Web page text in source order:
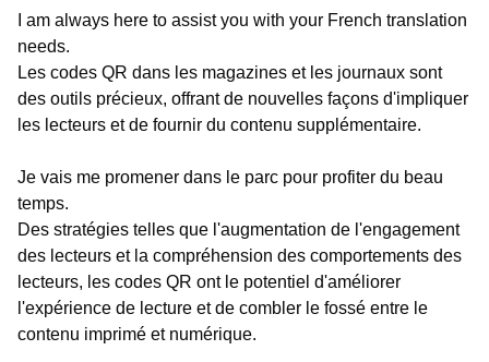
I am always here to assist you with your French translation
needs.
Les codes QR dans les magazines et les journaux sont
des outils précieux, offrant de nouvelles façons d'impliquer
les lecteurs et de fournir du contenu supplémentaire.
Je vais me promener dans le parc pour profiter du beau
temps.
Des stratégies telles que l'augmentation de l'engagement
des lecteurs et la compréhension des comportements des
lecteurs, les codes QR ont le potentiel d'améliorer
l'expérience de lecture et de combler le fossé entre le
contenu imprimé et numérique.